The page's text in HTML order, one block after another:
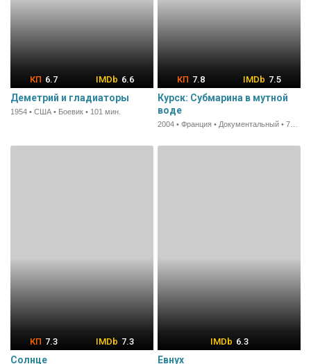
6.7 6.6
Деметрий и гладиаторы
1954 • США • Боевик • 101 мин.
7.8 7.5
Курск: Субмарина в мутной
воде
7.3 7.3
Солнце
6.3
Евнух